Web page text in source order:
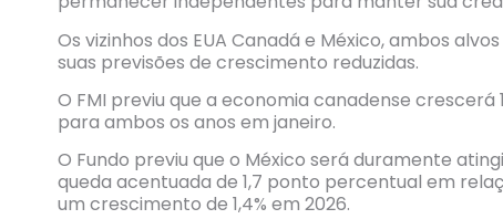
Os vizinhos dos EUA Canadá e México, ambos
suas previsões de crescimento reduzidas.
O FMI previu que a economia canadense crescerá
para ambos os anos em janeiro.
O Fundo previu que o México será duramente
queda acentuada de 1,7 ponto percentual em
um crescimento de 1,4% em 2026.